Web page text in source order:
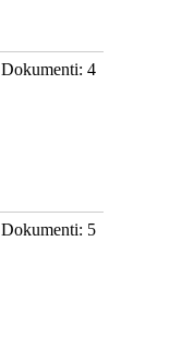
Dokumenti: 4
Dokumenti: 5